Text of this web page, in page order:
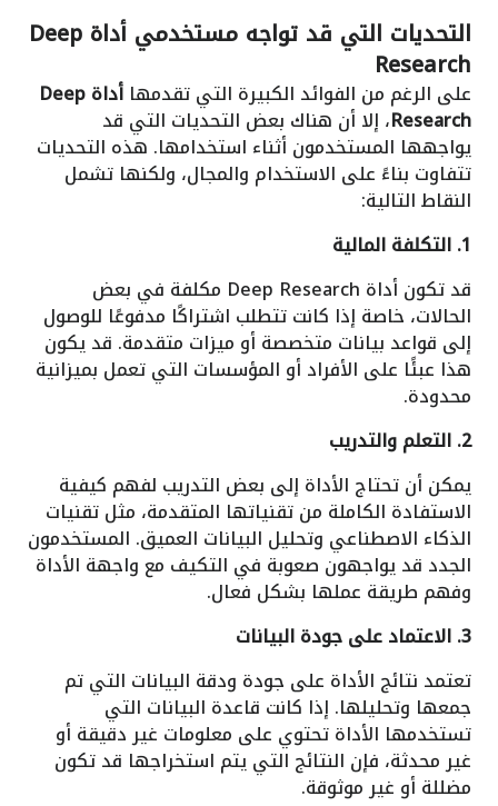
التحديات التي قد تواجه مستخدمي أداة Deep
Research
على الرغم من الفوائد الكبيرة التي تقدمها أداة Deep
Research، إلا أن هناك بعض التحديات التي قد
يواجهها المستخدمون أثناء استخدامها. هذه التحديات
تتفاوت بناءً على الاستخدام والمجال، ولكنها تشمل
النقاط التالية:
1. التكلفة المالية
قد تكون أداة Deep Research مكلفة في بعض
الحالات، خاصة إذا كانت تتطلب اشتراكًا مدفوعًا للوصول
إلى قواعد بيانات متخصصة أو ميزات متقدمة. قد يكون
هذا عبئًا على الأفراد أو المؤسسات التي تعمل بميزانية
محدودة.
2. التعلم والتدريب
يمكن أن تحتاج الأداة إلى بعض التدريب لفهم كيفية
الاستفادة الكاملة من تقنياتها المتقدمة، مثل تقنيات
الذكاء الاصطناعي وتحليل البيانات العميق. المستخدمون
الجدد قد يواجهون صعوبة في التكيف مع واجهة الأداة
وفهم طريقة عملها بشكل فعال.
3. الاعتماد على جودة البيانات
تعتمد نتائج الأداة على جودة ودقة البيانات التي تم
جمعها وتحليلها. إذا كانت قاعدة البيانات التي
تستخدمها الأداة تحتوي على معلومات غير دقيقة أو
غير محدثة، فإن النتائج التي يتم استخراجها قد تكون
مضللة أو غير موثوقة.